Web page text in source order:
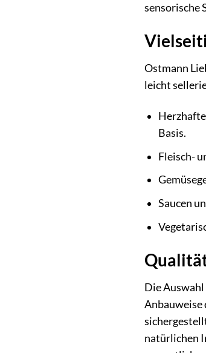
sensorische
Ostmann
leicht
Basis.
Fleisch-
Saucen
Die
Anbauweise
natürlichen